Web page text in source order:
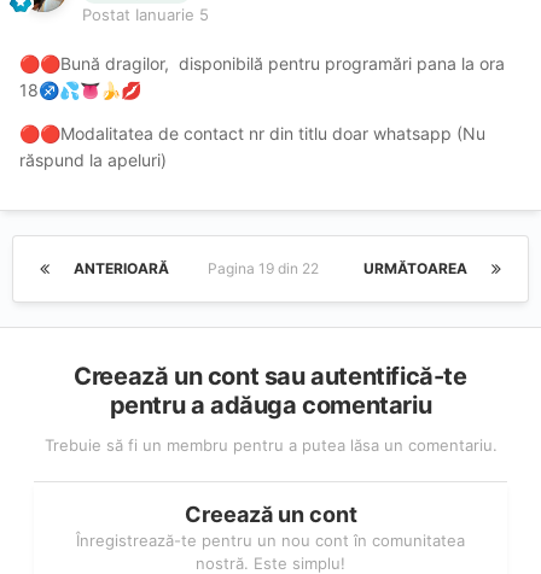
Postat Ianuarie 5
🔴🔴Bună dragilor, disponibilă pentru programări pana la ora
18♐💦👅🍌💋
🔴🔴Modalitatea de contact nr din titlu doar whatsapp (Nu
răspund la apeluri)
ANTERIOARĂ URMĂTOAREA
Pagina 19 din 22
Creează un cont sau autentifică-te
pentru a adăuga comentariu
Trebuie să fi un membru pentru a putea lăsa un comentariu.
Creează un cont
Înregistrează-te pentru un nou cont în comunitatea
nostră. Este simplu!